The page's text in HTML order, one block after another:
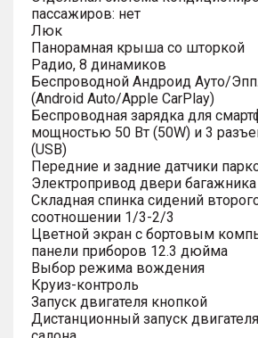
пассажиров: нет
Люк
Панорамная крыша со шторкой
Радио, 8 динамиков
Беспроводной Андроид Ауто/
(Android Auto/Apple CarPlay)
Беспроводная зарядка для
мощностью 50 Вт (50W) и 3
(USB)
Передние и задние датчики
Электропривод двери багажника
Складная спинка сидений
соотношении 1/3-2/3
Цветной экран с бортовым
панели приборов 12.3 дюйма
Выбор режима вождения
Круиз-контроль
Запуск двигателя кнопкой
Дистанционный запуск